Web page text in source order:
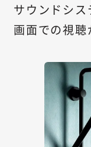
サウンドシ
画面での視聴